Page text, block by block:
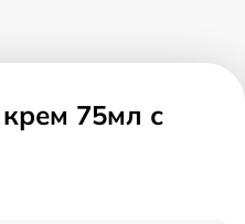
75мл с